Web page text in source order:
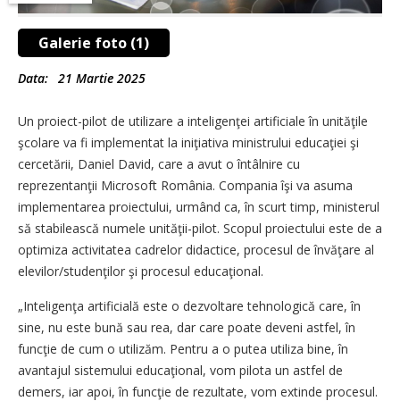
Galerie foto (1)
Data: 21 Martie 2025
Un proiect-pilot de utilizare a inteligenţei artificiale în unităţile
şcolare va fi implementat la iniţiativa ministrului educaţiei şi
cercetării, Daniel David, care a avut o întâlnire cu
reprezentanţii Microsoft România. Compania îşi va asuma
implementarea proiectului, urmând ca, în scurt timp, ministerul
să stabilească numele unităţii-pilot. Scopul proiectului este de a
optimiza activitatea cadrelor didactice, procesul de învăţare al
elevilor/studenţilor şi procesul educaţional.
„Inteligenţa artificială este o dezvoltare tehnologică care, în
sine, nu este bună sau rea, dar care poate deveni astfel, în
funcţie de cum o utilizăm. Pentru a o putea utiliza bine, în
avantajul sistemului educaţional, vom pilota un astfel de
demers, iar apoi, în funcţie de rezultate, vom extinde procesul.